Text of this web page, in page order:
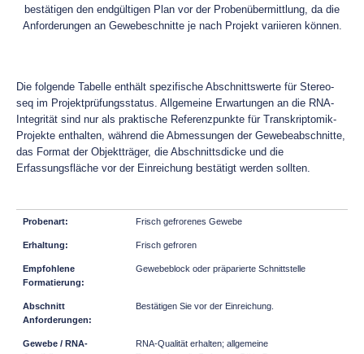
bestätigen den endgültigen Plan vor der Probenübermittlung, da die
Anforderungen an Gewebeschnitte je nach Projekt variieren können.
Die folgende Tabelle enthält spezifische Abschnittswerte für Stereo-
seq im Projektprüfungsstatus. Allgemeine Erwartungen an die RNA-
Integrität sind nur als praktische Referenzpunkte für Transkriptomik-
Projekte enthalten, während die Abmessungen der Gewebeabschnitte,
das Format der Objektträger, die Abschnittsdicke und die
Erfassungsfläche vor der Einreichung bestätigt werden sollten.
Frisch gefrorenes Gewebe
Frisch gefroren
Gewebeblock oder präparierte Schnittstelle
Bestätigen Sie vor der Einreichung.
RNA-Qualität erhalten; allgemeine